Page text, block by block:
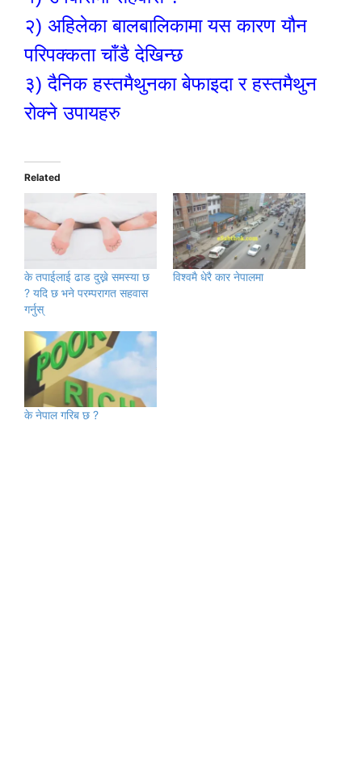
२) अहिलेका बालबालिकामा यस कारण यौन
परिपक्कता चाँडै देखिन्छ
३)दैनिक हस्तमैथुनका बेफाइदा र हस्तमैथुन
रोक्ने उपायहरु
Related
के तपाईलाई ढाड दुख्ने समस्या छ
? यदि छ भने परम्परागत सहवास
गर्नुस्
विश्वमै धेरै कार नेपालमा
के नेपाल गरिब छ ?